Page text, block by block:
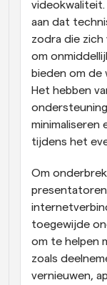
aan dat
zodra die
om
bieden om de
Het hebben
minimaliseren
tijdens het
Om
toegewijde
om te helpen
zoals
vernieuwen,